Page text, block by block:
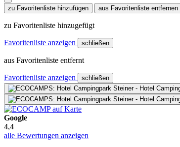
zu Favoritenliste hinzufügen aus Favoritenliste entfernen
zu Favoritenliste hinzugefügt
Favoritenliste anzeigen schließen
aus Favoritenliste entfernt
Favoritenliste anzeigen schließen
Google
4,4
alle Bewertungen anzeigen